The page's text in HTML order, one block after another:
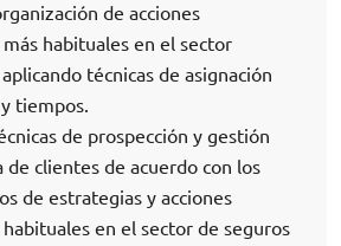
de acciones
habituales en el sector
técnicas de asignación
tiempos.
de prospección y gestión
de clientes de acuerdo con los
de estrategias y acciones
en el sector de seguros